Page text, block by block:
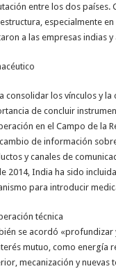
entre los dos países.
especialmente
a las empresas indias
consolidar los vínculos y
de concluir
en el Campo de la
de información
y canales de
2014, India ha sido
para introducir
técnica
se acordó
mutuo, como energía
mecanización y nuevas